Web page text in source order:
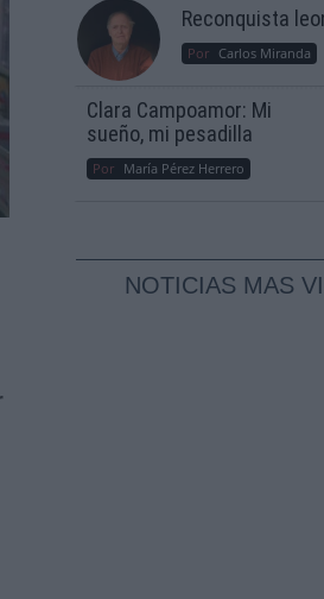
Reconquista
Por Carlos Miranda
Clara Campoamor: Mi
sueño, mi pesadilla
Por María Pérez Herrero
NOTICIAS MAS